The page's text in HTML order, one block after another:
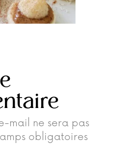
mail ne sera pas
obligatoires